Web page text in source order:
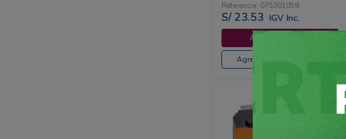
Referencia: 075301059
S/ 23.53 IGV Inc.
Agregar al carrito
Agregar al cotizador